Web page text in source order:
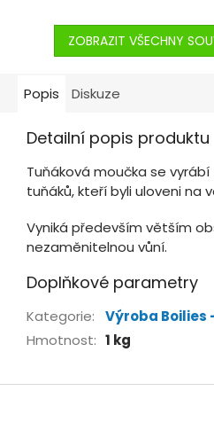
ZOBRAZIT VŠECHNY
Popis Diskuze
Detailní popis produktu
Tuňáková moučka se
tuňáků, kteří byli uloveni na
Vyniká především větším
nezaměnitelnou vůní.
Doplňkové parametry
Kategorie:
Výroba Boilies
Hmotnost: 1 kg
Z